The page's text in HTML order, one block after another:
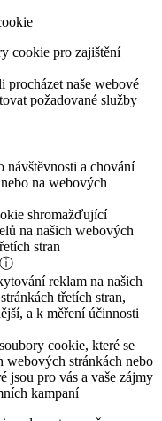
cookie pro zajištění
procházet naše webové
požadované služby
návštěvnosti a chování
na webových
shromažďující
na našich webových
stran
ⓘ
reklam na našich
třetích stran,
a k měření účinnosti
cookie, které se
webových stránkách nebo
jsou pro vás a vaše zájmy
kampaní